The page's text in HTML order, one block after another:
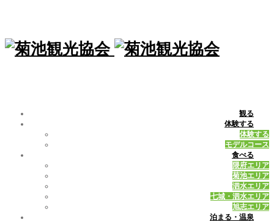
観る
体験する
体験する
モデルコース
食べる
隈府エリア
菊池エリア
泗水エリア
七城・泗水エリア
旭志エリア
泊まる・温泉